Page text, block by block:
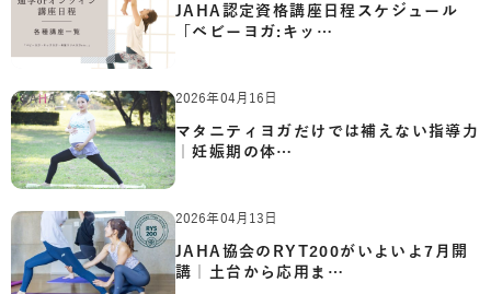
JAHA認定資格講座日程スケジュール
「ベビーヨガ:キッ…
2026年04月16日
マタニティヨガだけでは補えない指導力
｜妊娠期の体…
2026年04月13日
JAHA協会のRYT200がいよいよ7月開
講｜土台から応用ま…